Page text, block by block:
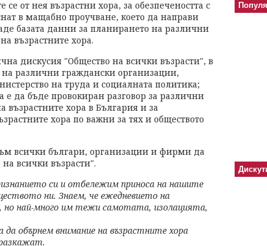
от нея възрастни хора, за обезпечеността с
в мащабно проучване, което да направи
базата данни за планирането на различни
възрастните хора.
дискусия "Общество на всички възрасти", в
различни граждански организации,
на труда и социалната политика;
да бъде провокиран разговор за различни
възрастните хора в България и за
хора по важни за тях и обществото
всички българи, организации и фирми да
всички възрасти".
си и отбележим приноса на нашите
ни. Знаем, че ежедневието на
но най-много им тежи самотата, изолацията,
да обърнем внимание на възрастните хора